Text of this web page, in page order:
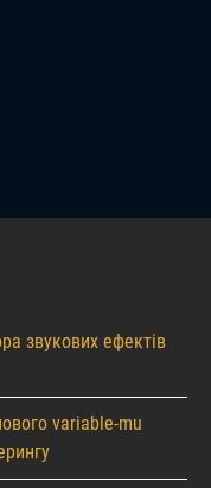
звукових ефектів
variable-mu